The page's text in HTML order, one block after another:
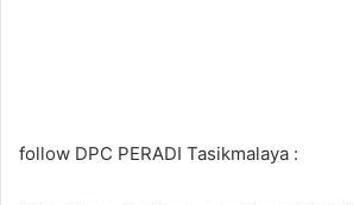
follow DPC PERADI Tasikmalaya :